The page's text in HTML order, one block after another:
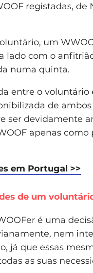
registadas, de
um
lado com o
numa quinta.
entre o
de
ser devidamente
apenas
em Portugal >>
de um
é uma
nem
já que essas
as suas